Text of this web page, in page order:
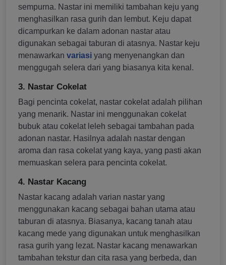
sempurna. Nastar ini memiliki tambahan keju yang
menghasilkan rasa gurih dan lembut. Keju dapat
dicampurkan ke dalam adonan nastar atau
digunakan sebagai taburan di atasnya. Nastar keju
menawarkan variasi yang menyenangkan dan
menggugah selera dari yang biasanya kita kenal.
3. Nastar Cokelat
Bagi pencinta cokelat, nastar cokelat adalah pilihan
yang menarik. Nastar ini menggunakan cokelat
bubuk atau cokelat leleh sebagai tambahan pada
adonan nastar. Hasilnya adalah nastar dengan
aroma dan rasa cokelat yang kaya, yang pasti akan
memuaskan selera para pencinta cokelat.
4. Nastar Kacang
Nastar kacang adalah varian nastar yang
menggunakan kacang sebagai bahan utama atau
taburan di atasnya. Biasanya, kacang tanah atau
kacang mede yang digunakan untuk menghasilkan
rasa gurih yang lezat. Nastar kacang menawarkan
tambahan tekstur dan cita rasa yang berbeda, dan